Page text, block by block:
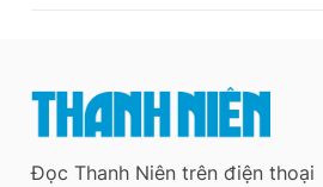
Đọc Thanh Niên trên điện thoại